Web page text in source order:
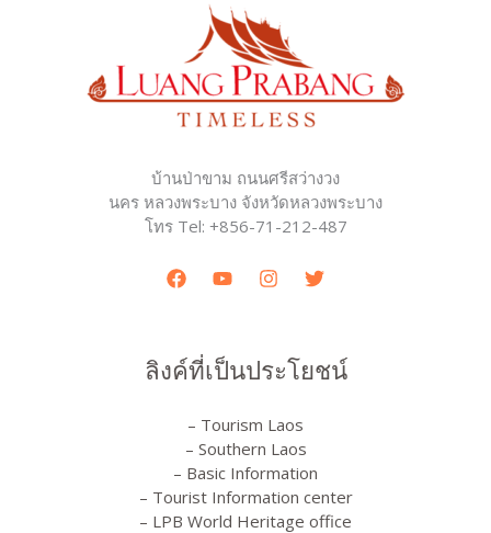
บ้านป่าขาม ถนนศรีสว่างวง
นคร หลวงพระบาง จังหวัดหลวงพระบาง
โทร Tel: +856-71-212-487
ลิงค์ที่เป็นประโยชน์
– Tourism Laos
– Southern Laos
– Basic Information
– Tourist Information center
– LPB World Heritage office